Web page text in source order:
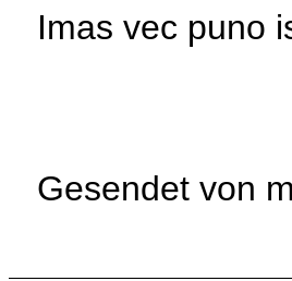
Imas vec puno
Gesendet von